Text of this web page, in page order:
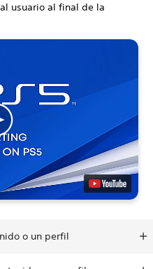
usuario al final de la
o un perfil